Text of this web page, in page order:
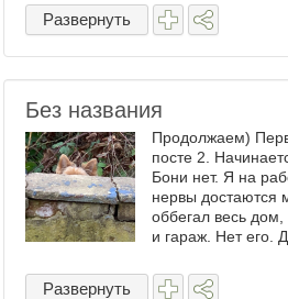
Развернуть
Без названия
Продолжаем)
посте 2.
Бони нет. Я на
нервы достаются
оббегал весь
и гараж. Нет его.
открывал,
тогда? Собак
Развернуть